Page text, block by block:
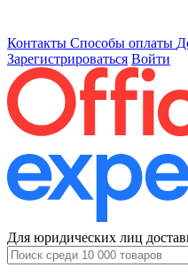
Контакты Способы оплаты
Зарегистрироваться Войти
Для юридических лиц